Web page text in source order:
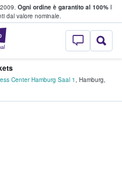
Ogni ordine è garantito al 100%I
dal valore nominale.
StubHub - Dove
biglietti
Center Hamburg Saal 1, Hamburg,